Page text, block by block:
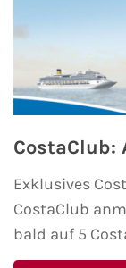
AIDA
AIDA
Alle AIDA
Mein Schiff
Exklusives
CostaClub
bald auf 5